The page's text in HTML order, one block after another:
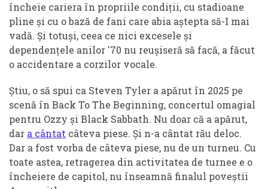
încheie cariera în propriile condiții, cu stadioane
pline și cu o bază de fani care abia aștepta să-I mai
vadă. Și totuși, ceea ce nici excesele și
dependențele anilor '70 nu reușiseră să facă, a făcut
o accidentare a corzilor vocale.
Știu, o să spui ca Steven Tyler a apărut în 2025 pe
scenă în Back To The Beginning, concertul omagial
pentru Ozzy și Black Sabbath. Nu doar că a apărut,
dar a cântat câteva piese. Și n-a cântat rău deloc.
Dar a fost vorba de câteva piese, nu de un turneu. Cu
toate astea, retragerea din activitatea de turnee e o
încheiere de capitol, nu înseamnă finalul poveștii